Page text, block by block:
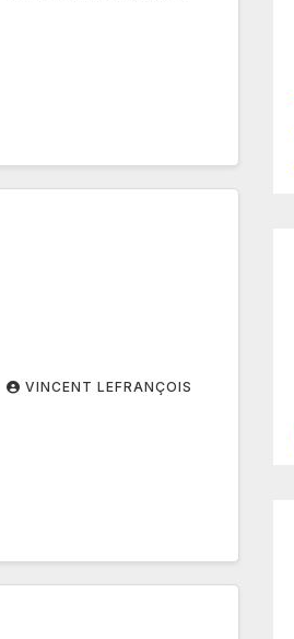
VINCENT LEFRANÇOIS